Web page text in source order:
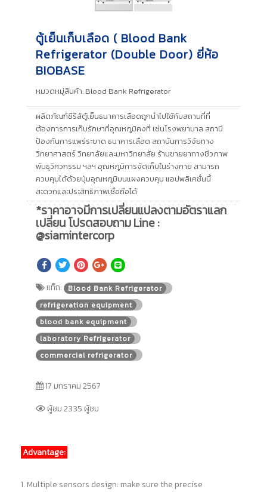
ตู้เย็นเก็บเลือด ( Blood Bank
Refrigerator (Double Door) ยี่ห้อ
BIOBASE
หมวดหมู่สินค้า: Blood Bank Refrigerator
ผลิตภัณฑ์ซีรีส์ตู้เย็นธนาคารเลือดถูกนำไปใช้กับสถานที่ที่
ต้องการการเก็บรักษาที่อุณหภูมิคงที่ เช่นโรงพยาบาล สถานี
ป้องกันการแพร่ระบาด ธนาคารเลือด สถาบันการวิจัยทาง
วิทยาศาสตร์ วิทยาลัยและมหาวิทยาลัย ร้านขายยาทางชีวภาพ
พันธุวิศวกรรม ฯลฯ อุณหภูมิการจัดเก็บในร่างกาย สามารถ
ควบคุมได้ด้วยปุ่มอุณหภูมิบนแผงควบคุม แอปพลิเคชั่นนี้
สะดวกและประสิทธิภาพเชื่อถือได้
*ราคาอาจมีการเปลี่ยนแปลงตามอัตราแลก
เปลี่ยน โปรดสอบถาม Line :
@siamintercorp
แท็ก:
Blood Bank Refrigerator
refrigeration equipment
blood bank equipment
laboratory Refrigerator
commercial refrigerator
17 มกราคม 2567
ผู้ชม 2335 ผู้ชม
Advantage:
1. Multiple sensors design: make sure the precise